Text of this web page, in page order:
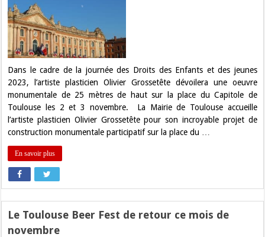
jours
Dans le cadre de la journée des Droits des Enfants et des jeunes
2023, l’artiste plasticien Olivier Grossetête dévoilera une oeuvre
monumentale de 25 mètres de haut sur la place du Capitole de
Toulouse les 2 et 3 novembre. La Mairie de Toulouse accueille
l’artiste plasticien Olivier Grossetête pour son incroyable projet de
construction monumentale participatif sur la place du …
En savoir plus
Le Toulouse Beer Fest de retour ce mois de
novembre